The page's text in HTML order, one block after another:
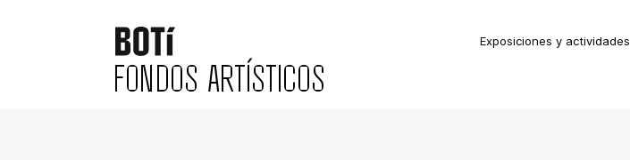
Exposiciones y actividades
FONDOS ARTÍSTICOS